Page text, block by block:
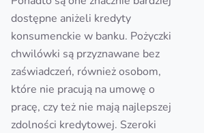
dostępne aniżeli kredyty
konsumenckie w banku. Pożyczki
chwilówki są przyznawane bez
zaświadczeń, również osobom,
które nie pracują na umowę o
pracę, czy też nie mają najlepszej
zdolności kredytowej. Szeroki